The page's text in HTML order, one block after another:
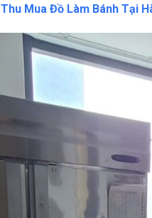
Thu Mua Đồ Làm Bánh Tại